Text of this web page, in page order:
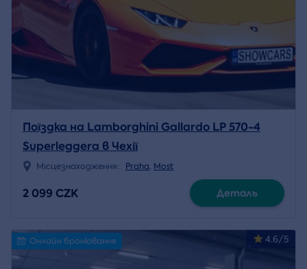
Поїздка на Lamborghini Gallardo LP 570-4
Superleggera в Чехії
Місцезнаходження: Praha, Most
2 099 CZK Деталь
4.6/5
Онлайн бронювання